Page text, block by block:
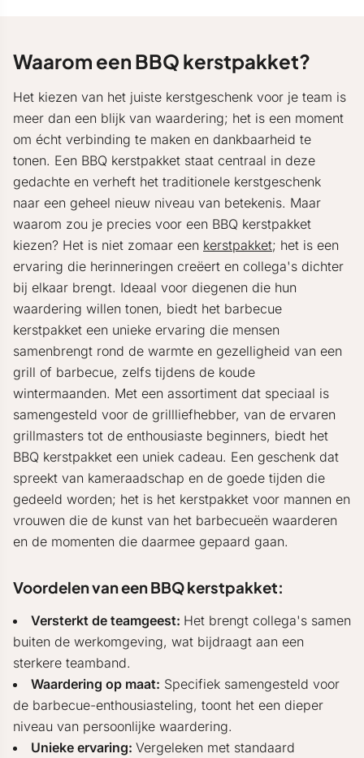
Waarom een BBQ kerstpakket?
Het kiezen van het juiste kerstgeschenk voor je team is
meer dan een blijk van waardering; het is een moment
om écht verbinding te maken en dankbaarheid te
tonen. Een BBQ kerstpakket staat centraal in deze
gedachte en verheft het traditionele kerstgeschenk
naar een geheel nieuw niveau van betekenis. Maar
waarom zou je precies voor een BBQ kerstpakket
kiezen? Het is niet zomaar een kerstpakket; het is een
ervaring die herinneringen creëert en collega's dichter
bij elkaar brengt. Ideaal voor diegenen die hun
waardering willen tonen, biedt het barbecue
kerstpakket een unieke ervaring die mensen
samenbrengt rond de warmte en gezelligheid van een
grill of barbecue, zelfs tijdens de koude
wintermaanden. Met een assortiment dat speciaal is
samengesteld voor de grillliefhebber, van de ervaren
grillmasters tot de enthousiaste beginners, biedt het
BBQ kerstpakket een uniek cadeau. Een geschenk dat
spreekt van kameraadschap en de goede tijden die
gedeeld worden; het is het kerstpakket voor mannen en
vrouwen die de kunst van het barbecueën waarderen
en de momenten die daarmee gepaard gaan.
Voordelen van een BBQ kerstpakket:
Versterkt de teamgeest: Het brengt collega's samen
buiten de werkomgeving, wat bijdraagt aan een
sterkere teamband.
Waardering op maat: Specifiek samengesteld voor
de barbecue-enthousiasteling, toont het een dieper
niveau van persoonlijke waardering.
Unieke ervaring: Vergeleken met standaard